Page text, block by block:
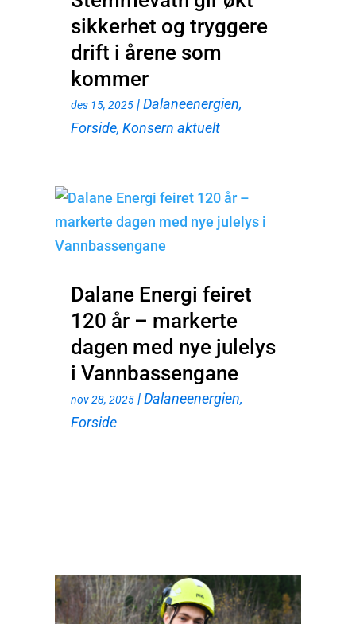
sikkerhet og tryggere
drift i årene som
kommer
des 15, 2025|Dalaneenergien,
Forside, Konsern aktuelt
Dalane Energi feiret
120 år – markerte
dagen med nye julelys
i Vannbassengane
nov 28, 2025|Dalaneenergien,
Forside